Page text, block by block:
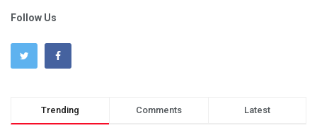
Follow Us
Trending Comments Latest